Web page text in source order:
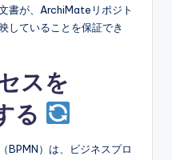
書が、ArchiMateリポジト
していることを保証でき
スを
る
BPMN）は、ビジネスプロ